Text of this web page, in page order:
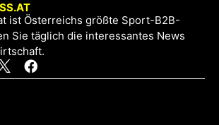
ist Österreichs größte Sport-B2B-
Sie täglich die interessantes News